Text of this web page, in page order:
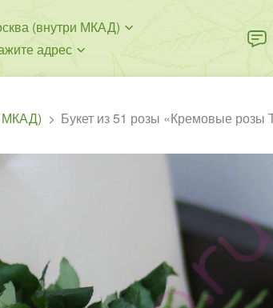
(внутри МКАД)
адрес
МКАД) Букет из 51 розы «Кремовые розы